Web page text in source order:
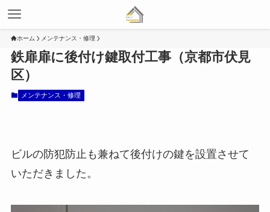
ホーム メンテナンス・修理
鉄扉扉に後付け鍵取付工事（京都市伏見
区）
メンテナンス・修理
ビルの防犯防止も兼ねて後付けの鍵を設置させて
いただきました。